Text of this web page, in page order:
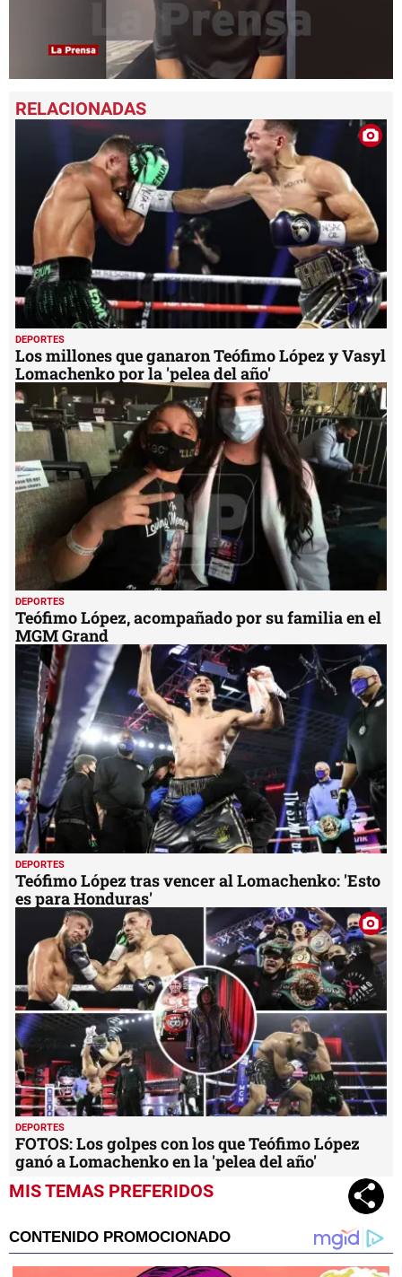
seconds
of
seconds
DEPORTES
Los millones que ganaron Teófimo López y Vasyl
Lomachenko por la 'pelea del año'
DEPORTES
Teófimo López, acompañado por su familia en el
MGM Grand
DEPORTES
Teófimo López tras vencer al Lomachenko: 'Esto
es para Honduras'
DEPORTES
FOTOS: Los golpes con los que Teófimo López
ganó a Lomachenko en la 'pelea del año'
MIS TEMAS PREFERIDOS